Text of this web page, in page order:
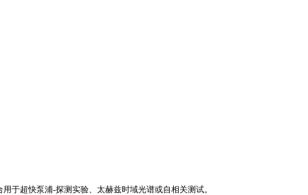
于超快泵浦-探测实验、太赫兹时域光谱或自相关测试。